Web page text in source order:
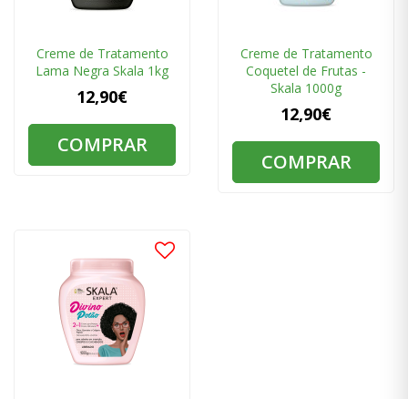
Creme de Tratamento
Lama Negra Skala 1kg
12,90€
COMPRAR
Creme de Tratamento
Coquetel de Frutas -
Skala 1000g
12,90€
COMPRAR